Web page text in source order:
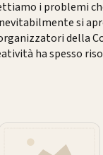
i problemi
si
della
ha spesso